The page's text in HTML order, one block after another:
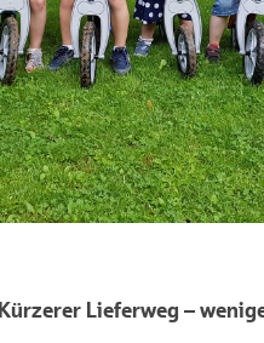
Kürzerer Lieferweg –